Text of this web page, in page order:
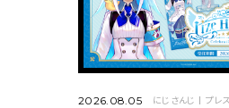
2026.08.05 にじさんじ プレ